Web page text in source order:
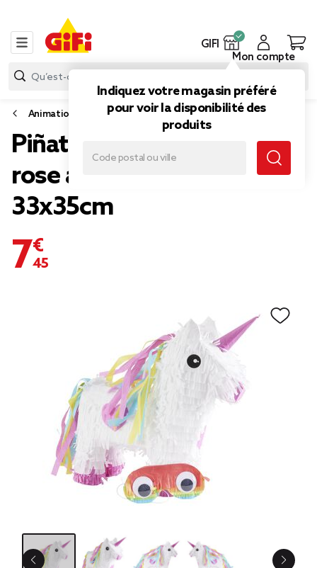
GIFI
Indiquez votre magasin préféré
pour voir la disponibilité des
produits
Mon compte
Animation de fête
Piñata licorne blanche et
rose avec masque
33x35cm
7,45 €